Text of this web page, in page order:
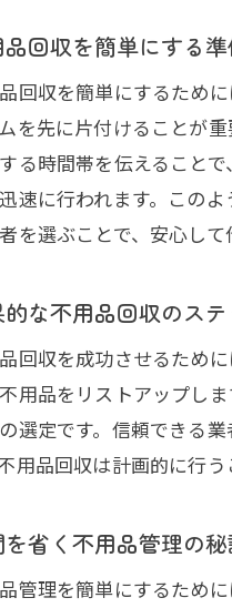
回収を簡単にする
回収を簡単にするため
を先に片付けることが
る時間帯を伝えること
速に行われます。この
を選ぶことで、安心し
的な不用品回収のス
回収を成功させるため
用品をリストアップし
選定です。信頼できる
用品回収は計画的に行
省く不用品管理の
管理を簡単にするため